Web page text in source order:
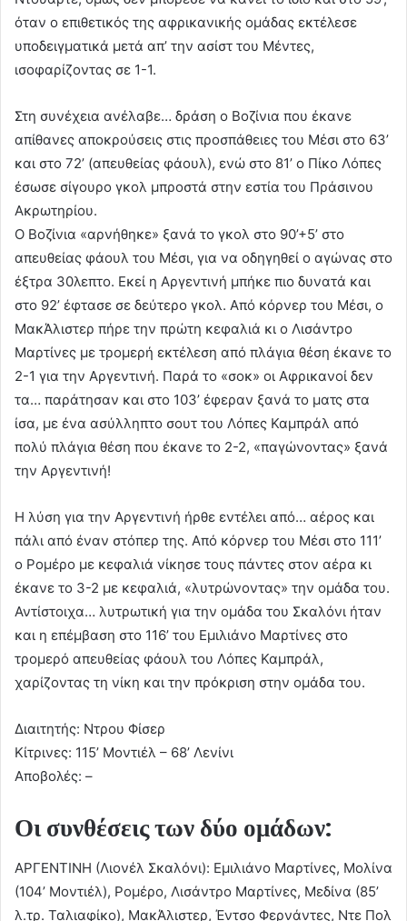
όταν ο επιθετικός της αφρικανικής ομάδας εκτέλεσε
υποδειγματικά μετά απ’ την ασίστ του Μέντες,
ισοφαρίζοντας σε 1-1.
Στη συνέχεια ανέλαβε… δράση ο Βοζίνια που έκανε
απίθανες αποκρούσεις στις προσπάθειες του Μέσι στο 63’
και στο 72’ (απευθείας φάουλ), ενώ στο 81’ ο Πίκο Λόπες
έσωσε σίγουρο γκολ μπροστά στην εστία του Πράσινου
Ακρωτηρίου.
Ο Βοζίνια «αρνήθηκε» ξανά το γκολ στο 90’+5’ στο
απευθείας φάουλ του Μέσι, για να οδηγηθεί ο αγώνας στο
έξτρα 30λεπτο. Εκεί η Αργεντινή μπήκε πιο δυνατά και
στο 92’ έφτασε σε δεύτερο γκολ. Από κόρνερ του Μέσι, ο
ΜακΆλιστερ πήρε την πρώτη κεφαλιά κι ο Λισάντρο
Μαρτίνες με τρομερή εκτέλεση από πλάγια θέση έκανε το
2-1 για την Αργεντινή. Παρά το «σοκ» οι Αφρικανοί δεν
τα… παράτησαν και στο 103’ έφεραν ξανά το ματς στα
ίσα, με ένα ασύλληπτο σουτ του Λόπες Καμπράλ από
πολύ πλάγια θέση που έκανε το 2-2, «παγώνοντας» ξανά
την Αργεντινή!
Η λύση για την Αργεντινή ήρθε εντέλει από… αέρος και
πάλι από έναν στόπερ της. Από κόρνερ του Μέσι στο 111’
ο Ρομέρο με κεφαλιά νίκησε τους πάντες στον αέρα κι
έκανε το 3-2 με κεφαλιά, «λυτρώνοντας» την ομάδα του.
Αντίστοιχα… λυτρωτική για την ομάδα του Σκαλόνι ήταν
και η επέμβαση στο 116’ του Εμιλιάνο Μαρτίνες στο
τρομερό απευθείας φάουλ του Λόπες Καμπράλ,
χαρίζοντας τη νίκη και την πρόκριση στην ομάδα του.
Διαιτητής: Ντρου Φίσερ
Κίτρινες: 115’ Μοντιέλ – 68’ Λενίνι
Αποβολές: –
Οι συνθέσεις των δύο ομάδων:
ΑΡΓΕΝΤΙΝΗ (Λιονέλ Σκαλόνι): Εμιλιάνο Μαρτίνες, Μολίνα
(104’ Μοντιέλ), Ρομέρο, Λισάντρο Μαρτίνες, Μεδίνα (85’
λ.τρ. Ταλιαφίκο), ΜακΆλιστερ, Έντσο Φερνάντες, Ντε Πολ